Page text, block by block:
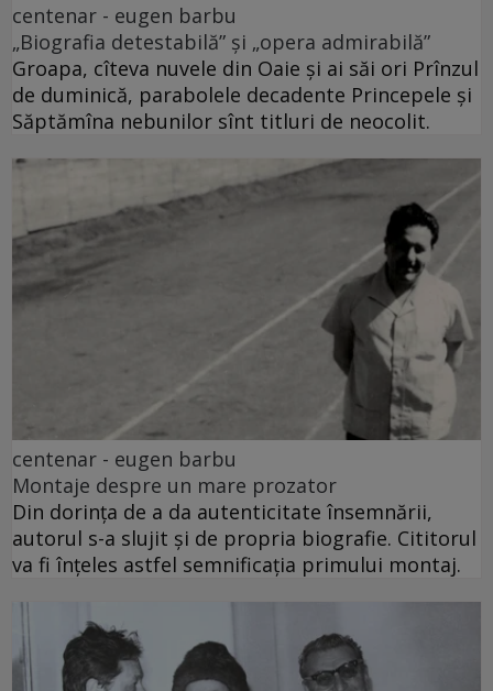
centenar - eugen barbu
„Biografia detestabilă” și „opera admirabilă”
Groapa, cîteva nuvele din Oaie și ai săi ori Prînzul
de duminică, parabolele decadente Princepele și
Săptămîna nebunilor sînt titluri de neocolit.
centenar - eugen barbu
Montaje despre un mare prozator
Din dorința de a da autenticitate însemnării,
autorul s-a slujit și de propria biografie. Cititorul
va fi înțeles astfel semnificația primului montaj.